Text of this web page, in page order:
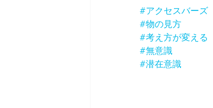
#アクセスバーズ
#物の見方
#考え方が変える
#無意識
#潜在意識